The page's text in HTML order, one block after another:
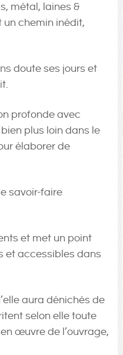
métal, laines &
chemin inédit,
doute ses jours et
profonde avec
plus loin dans le
élaborer de
savoir-faire
et met un point
et accessibles dans
aura dénichés de
selon elle toute
œuvre de l’ouvrage,